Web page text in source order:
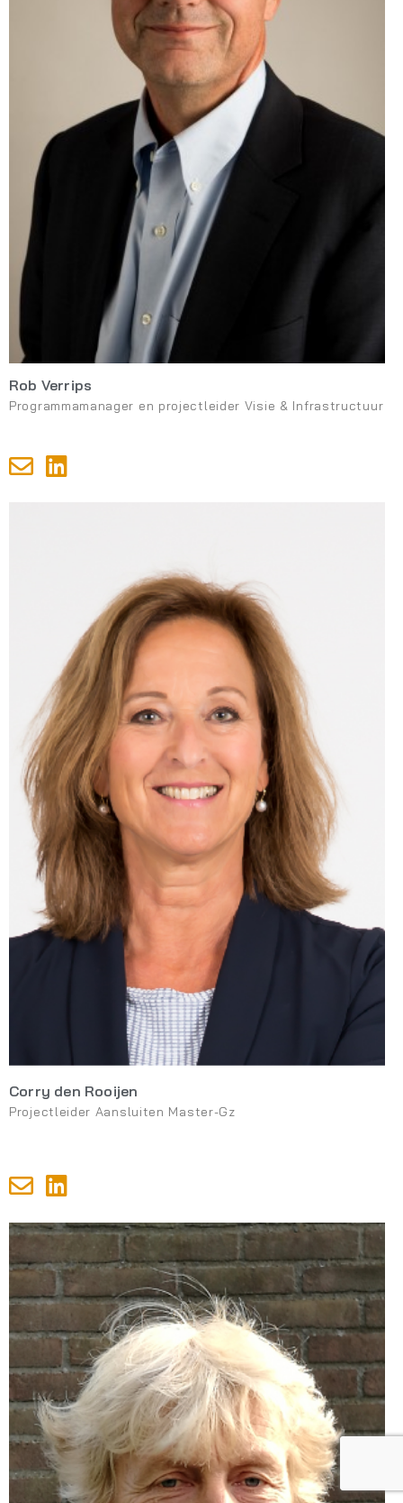
Rob Verrips
Programmamanager en projectleider Visie & Infrastructuur
Corry den Rooijen
Projectleider Aansluiten Master-Gz